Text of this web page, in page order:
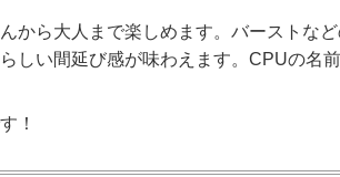
から大人まで楽しめます。バーストな
しい間延び感が味わえます。CPUの名
！